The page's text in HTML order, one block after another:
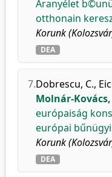
Aranyélet
otthonain
Korunk
DEA
7.Dobrescu, C.,
Molnár-Kovács,
európaiság
európai
Korunk
DEA